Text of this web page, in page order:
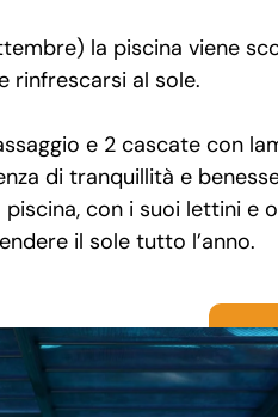
la piscina viene
rinfrescarsi al sole.
e 2 cascate con
di tranquillità e
con i suoi lettini e
il sole tutto l’anno.